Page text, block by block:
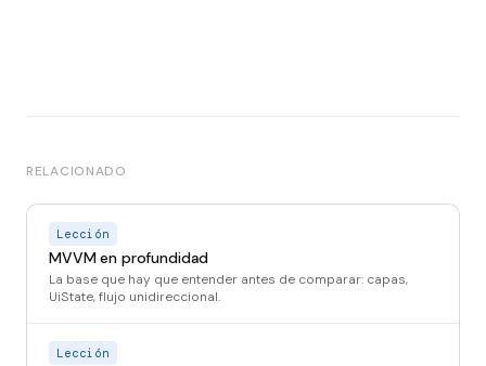
RELACIONADO
Lección
MVVM en profundidad
La base que hay que entender antes de comparar: capas,
UiState, flujo unidireccional.
Lección